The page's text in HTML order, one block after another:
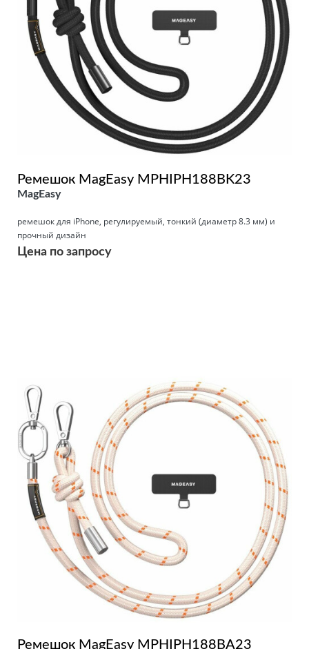
Ремешок MagEasy MPHIPH188BK23
MagEasy
ремешок для iPhone, регулируемый, тонкий (диаметр 8.3 мм) и
прочный дизайн
Цена по запросу
Ремешок MagEasy MPHIPH188BA23